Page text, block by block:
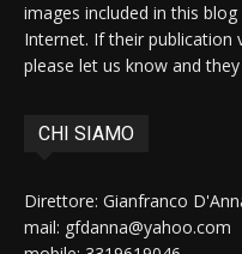
images included in this
Internet. If their publication
please let us know and
CHI SIAMO
Direttore: Gianfranco
mail: gfdanna@yahoo.com